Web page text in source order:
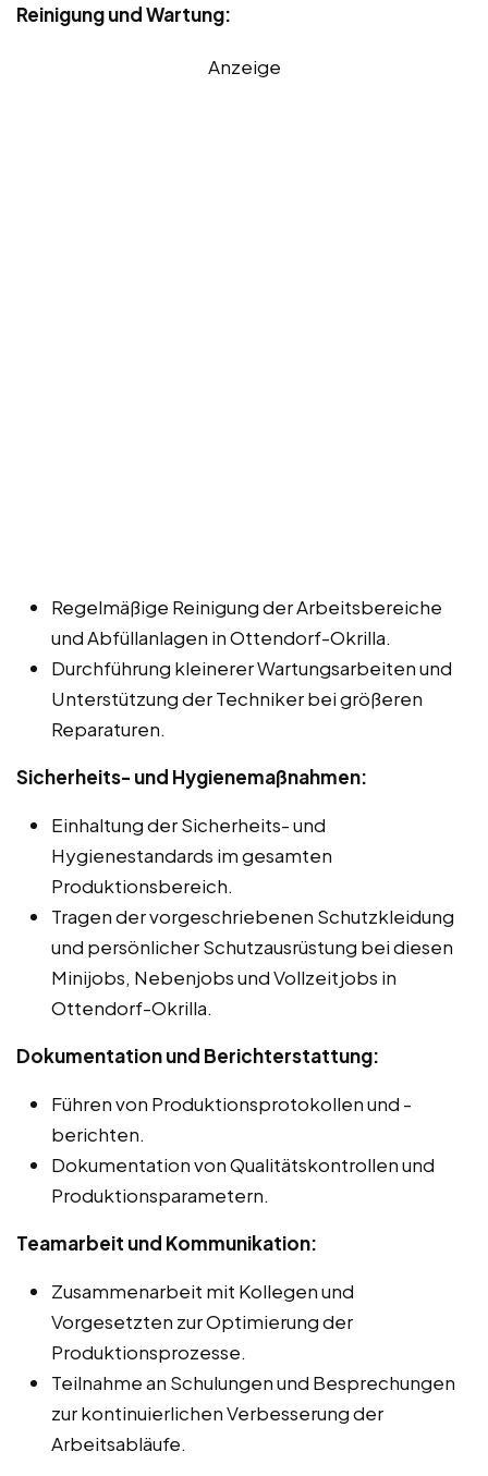
Reinigung und Wartung:
Anzeige
Regelmäßige Reinigung der Arbeitsbereiche
und Abfüllanlagen in Ottendorf-Okrilla.
Durchführung kleinerer Wartungsarbeiten und
Unterstützung der Techniker bei größeren
Reparaturen.
Sicherheits- und Hygienemaßnahmen:
Einhaltung der Sicherheits- und
Hygienestandards im gesamten
Produktionsbereich.
Tragen der vorgeschriebenen Schutzkleidung
und persönlicher Schutzausrüstung bei diesen
Minijobs, Nebenjobs und Vollzeitjobs in
Ottendorf-Okrilla.
Dokumentation und Berichterstattung:
Führen von Produktionsprotokollen und -
berichten.
Dokumentation von Qualitätskontrollen und
Produktionsparametern.
Teamarbeit und Kommunikation:
Zusammenarbeit mit Kollegen und
Vorgesetzten zur Optimierung der
Produktionsprozesse.
Teilnahme an Schulungen und Besprechungen
zur kontinuierlichen Verbesserung der
Arbeitsabläufe.